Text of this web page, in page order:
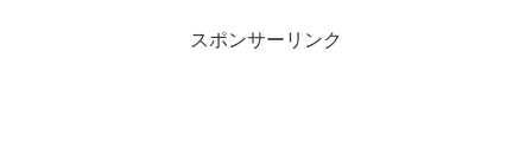
スポンサーリンク